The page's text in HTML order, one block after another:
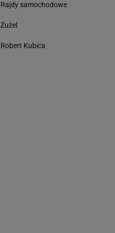
Rajdy samochodowe
Żużel
Robert Kubica